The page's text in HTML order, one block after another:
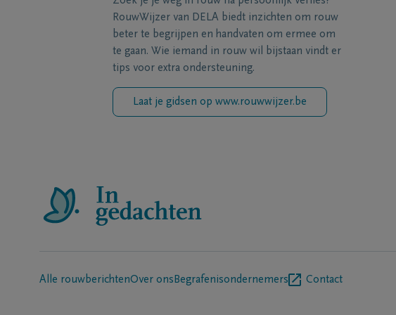
RouwWijzer van DELA biedt inzichten om rouw
beter te begrijpen en handvaten om ermee om
te gaan. Wie iemand in rouw wil bijstaan vindt er
tips voor extra ondersteuning.
Laat je gidsen op www.rouwwijzer.be
Alle rouwberichtenOver ons Begrafenisondernemers Contact